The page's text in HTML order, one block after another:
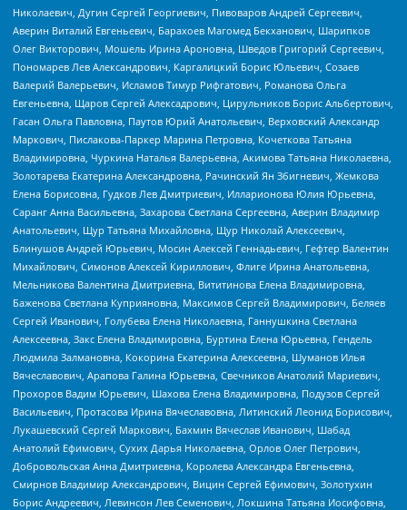
Николаевич, Дугин Сергей Георгиевич, Пивоваров Андрей Сергеевич,
Аверин Виталий Евгеньевич, Барахоев Магомед Бекханович, Шарипков
Олег Викторович, Мошель Ирина Ароновна, Шведов Григорий Сергеевич,
Пономарев Лев Александрович, Каргалицкий Борис Юльевич, Созаев
Валерий Валерьевич, Исламов Тимур Рифгатович, Романова Ольга
Евгеньевна, Щаров Сергей Алексадрович, Цирульников Борис Альбертович,
Гасан Ольга Павловна, Паутов Юрий Анатольевич, Верховский Александр
Маркович, Пислакова-Паркер Марина Петровна, Кочеткова Татьяна
Владимировна, Чуркина Наталья Валерьевна, Акимова Татьяна Николаевна,
Золотарева Екатерина Александровна, Рачинский Ян Збигневич, Жемкова
Елена Борисовна, Гудков Лев Дмитриевич, Илларионова Юлия Юрьевна,
Саранг Анна Васильевна, Захарова Светлана Сергеевна, Аверин Владимир
Анатольевич, Щур Татьяна Михайловна, Щур Николай Алексеевич,
Блинушов Андрей Юрьевич, Мосин Алексей Геннадьевич, Гефтер Валентин
Михайлович, Симонов Алексей Кириллович, Флиге Ирина Анатольевна,
Мельникова Валентина Дмитриевна, Вититинова Елена Владимировна,
Баженова Светлана Куприяновна, Максимов Сергей Владимирович, Беляев
Сергей Иванович, Голубева Елена Николаевна, Ганнушкина Светлана
Алексеевна, Закс Елена Владимировна, Буртина Елена Юрьевна, Гендель
Людмила Залмановна, Кокорина Екатерина Алексеевна, Шуманов Илья
Вячеславович, Арапова Галина Юрьевна, Свечников Анатолий Мариевич,
Прохоров Вадим Юрьевич, Шахова Елена Владимировна, Подузов Сергей
Васильевич, Протасова Ирина Вячеславовна, Литинский Леонид Борисович,
Лукашевский Сергей Маркович, Бахмин Вячеслав Иванович, Шабад
Анатолий Ефимович, Сухих Дарья Николаевна, Орлов Олег Петрович,
Добровольская Анна Дмитриевна, Королева Александра Евгеньевна,
Смирнов Владимир Александрович, Вицин Сергей Ефимович, Золотухин
Борис Андреевич, Левинсон Лев Семенович, Локшина Татьяна Иосифовна,